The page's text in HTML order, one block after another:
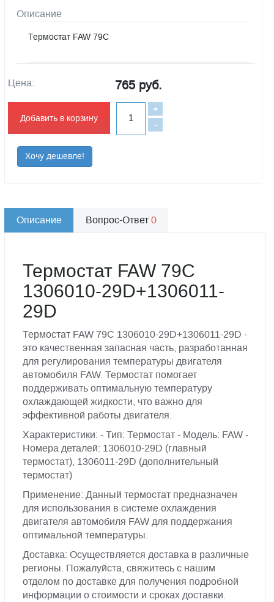
Описание
Термостат FAW 79C
Цена: 765 руб.
Добавить в корзину
-
+
Хочу дешевле!
Описание Вопрос-Ответ0
Термостат FAW 79C
1306010-29D+1306011-
29D
Термостат FAW 79C 1306010-29D+1306011-29D -
это качественная запасная часть, разработанная
для регулирования температуры двигателя
автомобиля FAW. Термостат помогает
поддерживать оптимальную температуру
охлаждающей жидкости, что важно для
эффективной работы двигателя.
Характеристики: - Тип: Термостат - Модель: FAW -
Номера деталей: 1306010-29D (главный
термостат), 1306011-29D (дополнительный
термостат)
Применение: Данный термостат предназначен
для использования в системе охлаждения
двигателя автомобиля FAW для поддержания
оптимальной температуры.
Доставка: Осуществляется доставка в различные
регионы. Пожалуйста, свяжитесь с нашим
отделом по доставке для получения подробной
информации о стоимости и сроках доставки.